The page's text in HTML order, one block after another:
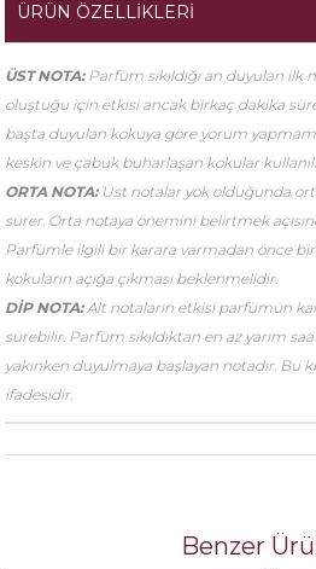
ÜRÜN ÖZELLIKLERI
ÜST NOTA:Parfüm sıkıldığı an duyulan ilk
oluştuğu için etkisi ancak birkaç dakika
başta duyulan kokuya göre yorum
keskin ve çabuk buharlaşan kokular
ORTA NOTA: Üst notalar yok olduğunda
sürer. Orta notaya önemini belirtmek
Parfümle ilgili bir karara varmadan önce
kokuların açığa çıkması beklenmelidir.
DİP NOTA:Alt notaların etkisi parfümün
sürebilir. Parfüm sıkıldıktan en az yarım
yakınken duyulmaya başlayan notadır. Bu
ifadesidir.
Benzer